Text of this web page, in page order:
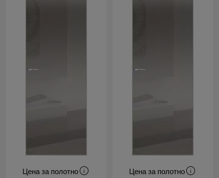
Цена за полотно Цена за полотно